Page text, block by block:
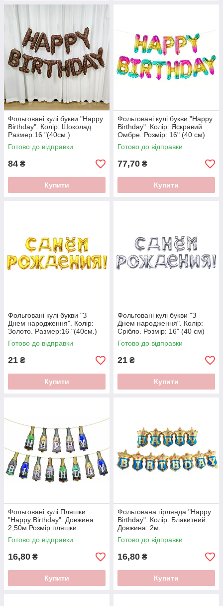
Фольговані кулі букви "Happy
Birthday". Колір: Шоколад.
Размер:16 "(40см.)
Готово до відправки
84 ₴
Купити
Фольговані кулі букви "Happy
Birthday". Колір: Яскравий
Омбре. Розмір: 16" (40 см)
Готово до відправки
77,70 ₴
Купити
Фольговані кулі букви "З
Днем народження". Колір:
Золото. Размер:16 "(40см.)
Готово до відправки
21 ₴
Купити
Фольговані кулі букви "З
Днем народження". Колір:
Срібло. Розмір: 16" (40 см)
Готово до відправки
21 ₴
Купити
Фольговані кулі Пляшки
"Happy Birthday". Довжина:
2,50м Розмір пляшки:
16см*38см.
Готово до відправки
16,80 ₴
Купити
Фольгована гірлянда "Happy
Birthday". Колір: Блакитний.
Довжина: 2м.
Готово до відправки
16,80 ₴
Купити